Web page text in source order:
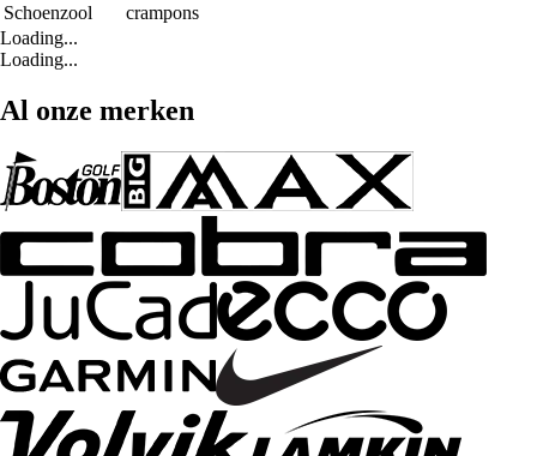
Schoenzool
crampons
Loading...
Loading...
Al onze merken